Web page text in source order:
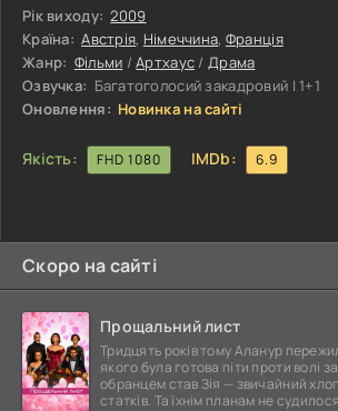
паломників Крістіна помічає старшого
Мальтійського ордену, вродливого
ними починає прокидатися особливий
предметом уваги оточуючих. Крістіна
впоратися з
Рік виходу: 2009
Країна: Австрія, Німеччина, Франція
Жанр: Фільми /Артхаус /Драма
Озвучка: Багатоголосий закадровий | 1+1
Оновлення: Новинка на сайті
Якість: FHD 1080 IMDb: 6.9
Скоро на сайті
Прощальний лист
Тридцять років тому Аланур
якого була готова піти проти волі
обранцем став Зія — звичайний
статків. Та їхнім планам не судилося